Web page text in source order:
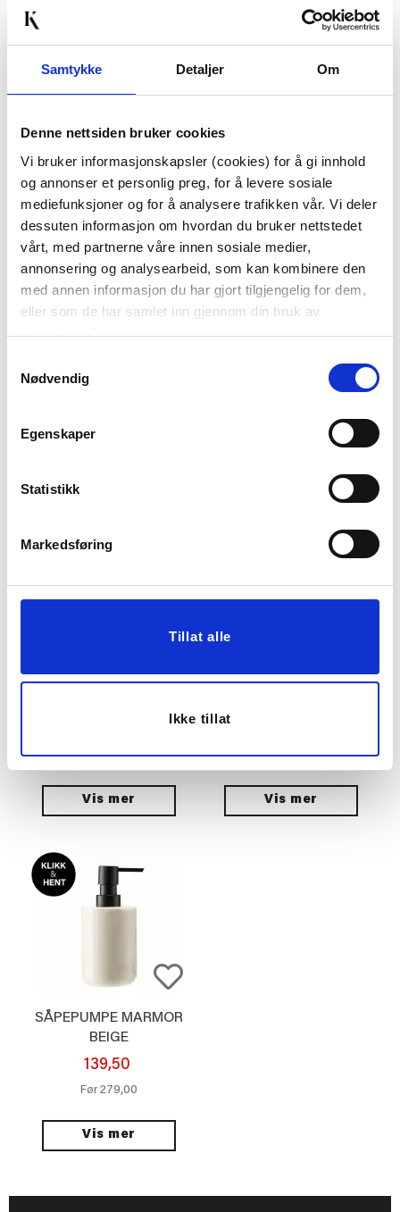
Samtykke Detaljer Om
Denne nettsiden bruker cookies
Vi bruker informasjonskapsler (cookies) for å gi innhold
og annonser et personlig preg, for å levere sosiale
mediefunksjoner og for å analysere trafikken vår. Vi deler
dessuten informasjon om hvordan du bruker nettstedet
vårt, med partnerne våre innen sosiale medier,
annonsering og analysearbeid, som kan kombinere den
med annen informasjon du har gjort tilgjengelig for dem,
eller som de har samlet inn gjennom din bruk av
tjenestene deres.
Nødvendig
Egenskaper
Statistikk
Markedsføring
Tillat alle
Ikke tillat
Artikkelnummer:
7071100783424
Høyde:
Last ned bilde
Passer med
Før179,00
Vis mer
Før399,00
Vis mer
SÅPEPUMPE MARMOR
BEIGE
139,50
Før279,00
Vis mer